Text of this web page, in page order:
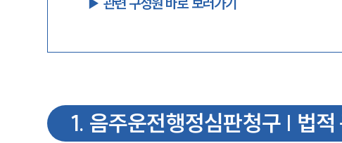
1. 음주운전행정심판청구 | 법적